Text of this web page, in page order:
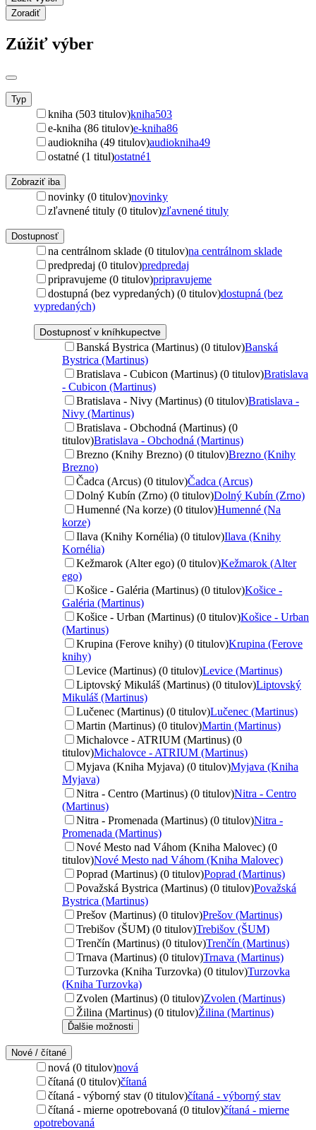
Zoradiť
Zúžiť výber
Typ
kniha (503 titulov)kniha503
e-kniha (86 titulov)e-kniha86
audiokniha (49 titulov)audiokniha49
ostatné (1 titul)ostatné1
Zobraziť iba
novinky (0 titulov)novinky
zľavnené tituly (0 titulov)zľavnené tituly
Dostupnosť
na centrálnom sklade (0 titulov)na centrálnom sklade
predpredaj (0 titulov)predpredaj
pripravujeme (0 titulov)pripravujeme
dostupná (bez vypredaných) (0 titulov)dostupná (bez
vypredaných)
Dostupnosť v kníhkupectve
Banská Bystrica (Martinus) (0 titulov)Banská
Bystrica (Martinus)
Bratislava - Cubicon (Martinus) (0 titulov)Bratislava
- Cubicon (Martinus)
Bratislava - Nivy (Martinus) (0 titulov)Bratislava -
Nivy (Martinus)
Bratislava - Obchodná (Martinus) (0
titulov)Bratislava - Obchodná (Martinus)
Brezno (Knihy Brezno) (0 titulov)Brezno (Knihy
Brezno)
Čadca (Arcus) (0 titulov)Čadca (Arcus)
Dolný Kubín (Zrno) (0 titulov)Dolný Kubín (Zrno)
Humenné (Na korze) (0 titulov)Humenné (Na
korze)
Ilava (Knihy Kornélia) (0 titulov)Ilava (Knihy
Kornélia)
Kežmarok (Alter ego) (0 titulov)Kežmarok (Alter
ego)
Košice - Galéria (Martinus) (0 titulov)Košice -
Galéria (Martinus)
Košice - Urban (Martinus) (0 titulov)Košice - Urban
(Martinus)
Krupina (Ferove knihy) (0 titulov)Krupina (Ferove
knihy)
Levice (Martinus) (0 titulov)Levice (Martinus)
Liptovský Mikuláš (Martinus) (0 titulov)Liptovský
Mikuláš (Martinus)
Lučenec (Martinus) (0 titulov)Lučenec (Martinus)
Martin (Martinus) (0 titulov)Martin (Martinus)
Michalovce - ATRIUM (Martinus) (0
titulov)Michalovce - ATRIUM (Martinus)
Myjava (Kniha Myjava) (0 titulov)Myjava (Kniha
Myjava)
Nitra - Centro (Martinus) (0 titulov)Nitra - Centro
(Martinus)
Nitra - Promenada (Martinus) (0 titulov)Nitra -
Promenada (Martinus)
Nové Mesto nad Váhom (Kniha Malovec) (0
titulov)Nové Mesto nad Váhom (Kniha Malovec)
Poprad (Martinus) (0 titulov)Poprad (Martinus)
Považská Bystrica (Martinus) (0 titulov)Považská
Bystrica (Martinus)
Prešov (Martinus) (0 titulov)Prešov (Martinus)
Trebišov (ŠUM) (0 titulov)Trebišov (ŠUM)
Trenčín (Martinus) (0 titulov)Trenčín (Martinus)
Trnava (Martinus) (0 titulov)Trnava (Martinus)
Turzovka (Kniha Turzovka) (0 titulov)Turzovka
(Kniha Turzovka)
Zvolen (Martinus) (0 titulov)Zvolen (Martinus)
Žilina (Martinus) (0 titulov)Žilina (Martinus)
Ďalšie možnosti
Nové / čítané
nová (0 titulov)nová
čítaná (0 titulov)čítaná
čítaná - výborný stav (0 titulov)čítaná - výborný stav
čítaná - mierne opotrebovaná (0 titulov)čítaná - mierne
opotrebovaná